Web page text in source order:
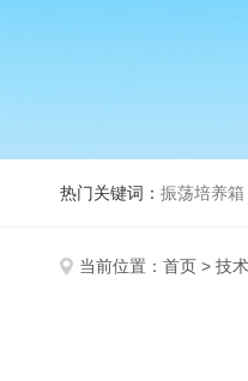
热门关键词： 振荡培养箱
当前位置： 首页 > 技